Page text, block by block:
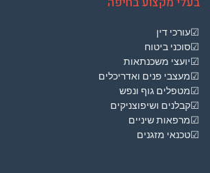
☑עורכי דין
☑סוכני ביטוח
☑יועצי משכנתאות
☑מעצבי פנים ואדריכלים
☑מטפלים גוף ונפש
☑קבלנים ושיפוצניקים
☑מרפאות שיניים
☑טכנאי מזגנים